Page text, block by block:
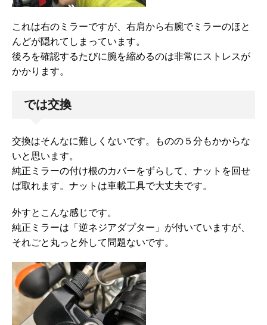
これは右のミラーですが、右肩から右腕でミラーのほと
んどが隠れてしまっています。
後ろを確認するたびに腕を縮めるのは非常にストレスが
かかります。
では交換
交換はそんなに難しくないです。ものの５分もかからな
いと思います。
純正ミラーの付け根のカバーをずらして、ナットを回せ
ば取れます。ナットは車載工具で大丈夫です。
外すとこんな感じです。
純正ミラーは「逆ネジアダプター」が付いていますが、
それごと丸っと外して問題ないです。